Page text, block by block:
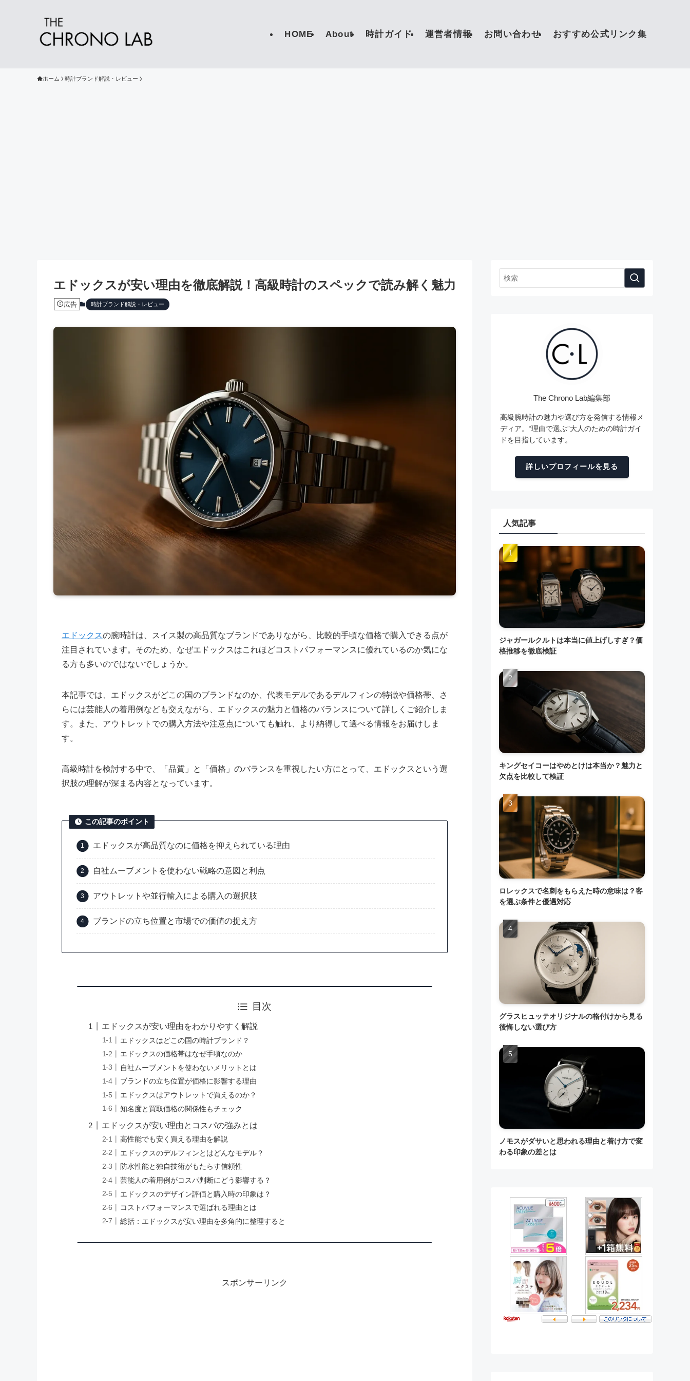
HOME About 時計ガイド 運営者情報 お問い合わせ おすすめ公式リンク集
ホーム 時計ブランド解説・レビュー
エドックスが安い理由を徹底解説！高級時計のスペックで読み解く魅力
広告 時計ブランド解説・レビュー
エドックスの腕時計は、スイス製の高品質なブランドでありながら、比較的手頃な価格で購入できる点が
注目されています。そのため、なぜエドックスはこれほどコストパフォーマンスに優れているのか気にな
る方も多いのではないでしょうか。
本記事では、エドックスがどこの国のブランドなのか、代表モデルであるデルフィンの特徴や価格帯、さ
らには芸能人の着用例なども交えながら、エドックスの魅力と価格のバランスについて詳しくご紹介しま
す。また、アウトレットでの購入方法や注意点についても触れ、より納得して選べる情報をお届けしま
す。
高級時計を検討する中で、「品質」と「価格」のバランスを重視したい方にとって、エドックスという選
択肢の理解が深まる内容となっています。
この記事のポイント
エドックスが高品質なのに価格を抑えられている理由
自社ムーブメントを使わない戦略の意図と利点
アウトレットや並行輸入による購入の選択肢
ブランドの立ち位置と市場での価値の捉え方
目次
エドックスが安い理由をわかりやすく解説
エドックスはどこの国の時計ブランド？
エドックスの価格帯はなぜ手頃なのか
自社ムーブメントを使わないメリットとは
ブランドの立ち位置が価格に影響する理由
エドックスはアウトレットで買えるのか？
知名度と買取価格の関係性もチェック
エドックスが安い理由とコスパの強みとは
高性能でも安く買える理由を解説
エドックスのデルフィンとはどんなモデル？
防水性能と独自技術がもたらす信頼性
芸能人の着用例がコスパ判断にどう影響する？
エドックスのデザイン評価と購入時の印象は？
コストパフォーマンスで選ばれる理由とは
総括：エドックスが安い理由を多角的に整理すると
スポンサーリンク
The Chrono Lab編集部
高級腕時計の魅力や選び方を発信する情報メ
ディア。“理由で選ぶ”大人のための時計ガイ
ドを目指しています。
詳しいプロフィールを見る
人気記事
ジャガールクルトは本当に値上げしすぎ？価
格推移を徹底検証
キングセイコーはやめとけは本当か？魅力と
欠点を比較して検証
ロレックスで名刺をもらえた時の意味は？客
を選ぶ条件と優遇対応
グラスヒュッテオリジナルの格付けから見る
後悔しない選び方
ノモスがダサいと思われる理由と着け方で変
わる印象の差とは